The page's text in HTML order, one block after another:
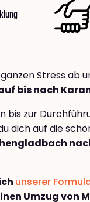
Stress ab
bis nach
bis zur
dich auf die
unserer
Umzug von